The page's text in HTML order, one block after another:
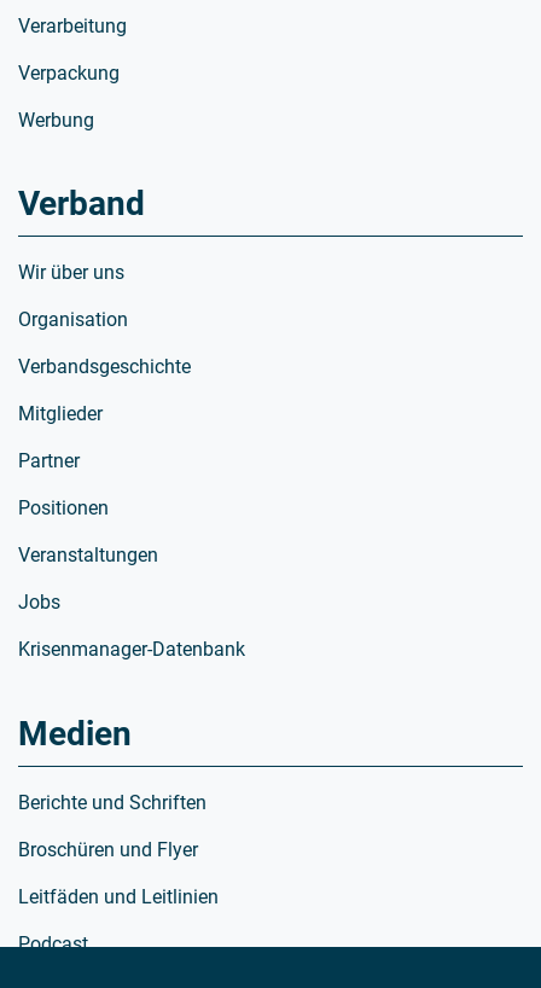
Verarbeitung
Verpackung
Werbung
Verband
Wir über uns
Organisation
Verbandsgeschichte
Mitglieder
Partner
Positionen
Veranstaltungen
Jobs
Krisenmanager-Datenbank
Medien
Berichte und Schriften
Broschüren und Flyer
Leitfäden und Leitlinien
Podcast